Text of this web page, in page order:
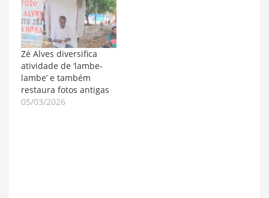
Zé Alves diversifica
atividade de ‘lambe-
lambe’ e também
restaura fotos antigas
05/03/2026